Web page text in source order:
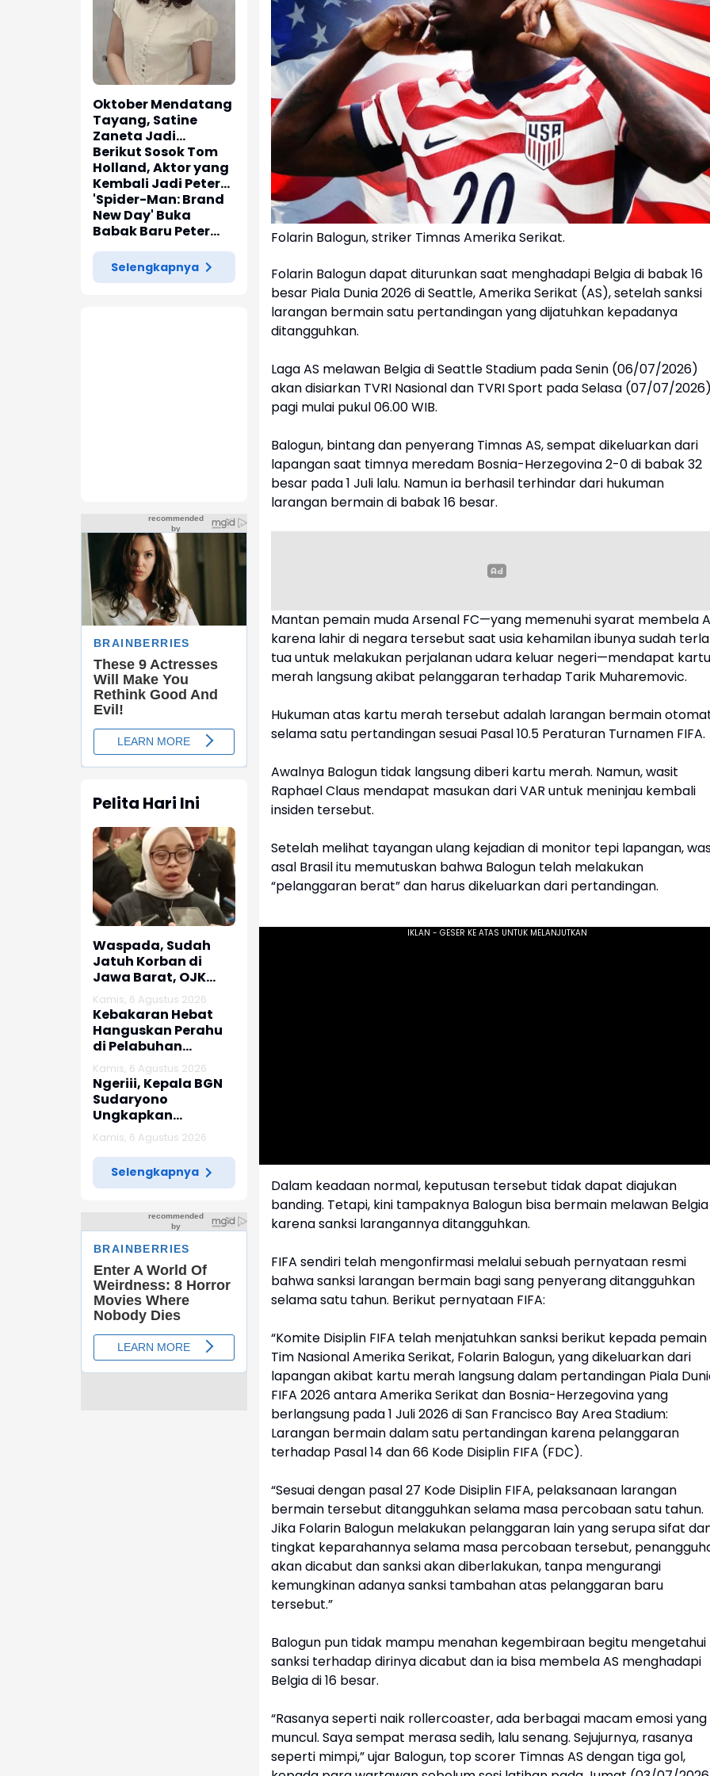
Oktober Mendatang
Tayang, Satine
Zaneta Jadi
Pemeran Utama Film
Siti Si Vampir
Berikut Sosok Tom
Holland, Aktor yang
Kembali Jadi Peter
Parker di 'Spider-
Man: Brand New Day'
'Spider-Man: Brand
New Day' Buka
Babak Baru Peter
Parker di Marvel
Cinematic Universe
Selengkapnya
Pelita Hari Ini
Waspada, Sudah
Jatuh Korban di
Jawa Barat, OJK
dan Polisi Ungkap
Dugaan Penipuan
Modus Titip Limit
Paylater
Kamis, 6 Agustus 2026
Kebakaran Hebat
Hanguskan Perahu
di Pelabuhan
Karangsong
Indramayu
Kamis, 6 Agustus 2026
Ngeriii, Kepala BGN
Sudaryono
Ungkapkan
Diketemukan Ada 6
Juta Data Ganda
Siswa Penerima MBG
Kamis, 6 Agustus 2026
Selengkapnya
Folarin Balogun, striker Timnas Amerika Serikat.
Folarin Balogun dapat diturunkan saat menghadapi Belgia di babak 16
besar Piala Dunia 2026 di Seattle, Amerika Serikat (AS), setelah sanksi
larangan bermain satu pertandingan yang dijatuhkan kepadanya
ditangguhkan.
Laga AS melawan Belgia di Seattle Stadium pada Senin (06/07/2026)
akan disiarkan TVRI Nasional dan TVRI Sport pada Selasa (07/07/2026)
pagi mulai pukul 06.00 WIB.
Balogun, bintang dan penyerang Timnas AS, sempat dikeluarkan dari
lapangan saat timnya meredam Bosnia-Herzegovina 2-0 di babak 32
besar pada 1 Juli lalu. Namun ia berhasil terhindar dari hukuman
larangan bermain di babak 16 besar.
Mantan pemain muda Arsenal FC—yang memenuhi syarat membela
karena lahir di negara tersebut saat usia kehamilan ibunya sudah
tua untuk melakukan perjalanan udara keluar negeri—mendapat kartu
merah langsung akibat pelanggaran terhadap Tarik Muharemovic.
Hukuman atas kartu merah tersebut adalah larangan bermain
selama satu pertandingan sesuai Pasal 10.5 Peraturan Turnamen FIFA.
Awalnya Balogun tidak langsung diberi kartu merah. Namun, wasit
Raphael Claus mendapat masukan dari VAR untuk meninjau kembali
insiden tersebut.
Setelah melihat tayangan ulang kejadian di monitor tepi lapangan,
asal Brasil itu memutuskan bahwa Balogun telah melakukan
“pelanggaran berat” dan harus dikeluarkan dari pertandingan.
Dalam keadaan normal, keputusan tersebut tidak dapat diajukan
banding. Tetapi, kini tampaknya Balogun bisa bermain melawan Belgia
karena sanksi larangannya ditangguhkan.
FIFA sendiri telah mengonfirmasi melalui sebuah pernyataan resmi
bahwa sanksi larangan bermain bagi sang penyerang ditangguhkan
selama satu tahun. Berikut pernyataan FIFA:
“Komite Disiplin FIFA telah menjatuhkan sanksi berikut kepada pemain
Tim Nasional Amerika Serikat, Folarin Balogun, yang dikeluarkan dari
lapangan akibat kartu merah langsung dalam pertandingan Piala
FIFA 2026 antara Amerika Serikat dan Bosnia-Herzegovina yang
berlangsung pada 1 Juli 2026 di San Francisco Bay Area Stadium:
Larangan bermain dalam satu pertandingan karena pelanggaran
terhadap Pasal 14 dan 66 Kode Disiplin FIFA (FDC).
“Sesuai dengan pasal 27 Kode Disiplin FIFA, pelaksanaan larangan
bermain tersebut ditangguhkan selama masa percobaan satu tahun.
Jika Folarin Balogun melakukan pelanggaran lain yang serupa sifat
tingkat keparahannya selama masa percobaan tersebut,
akan dicabut dan sanksi akan diberlakukan, tanpa mengurangi
kemungkinan adanya sanksi tambahan atas pelanggaran baru
tersebut.”
Balogun pun tidak mampu menahan kegembiraan begitu mengetahui
sanksi terhadap dirinya dicabut dan ia bisa membela AS menghadapi
Belgia di 16 besar.
“Rasanya seperti naik rollercoaster, ada berbagai macam emosi yang
muncul. Saya sempat merasa sedih, lalu senang. Sejujurnya, rasanya
seperti mimpi,” ujar Balogun, top scorer Timnas AS dengan tiga gol,